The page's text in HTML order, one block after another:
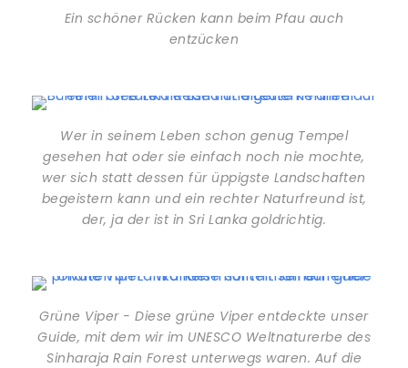
Ein schöner Rücken kann beim Pfau auch
entzücken
Wer in seinem Leben schon genug Tempel
gesehen hat oder sie einfach noch nie mochte,
wer sich statt dessen für üppigste Landschaften
begeistern kann und ein rechter Naturfreund ist,
der, ja der ist in Sri Lanka goldrichtig.
Grüne Viper - Diese grüne Viper entdeckte unser
Guide, mit dem wir im UNESCO Weltnaturerbe des
Sinharaja Rain Forest unterwegs waren. Auf die